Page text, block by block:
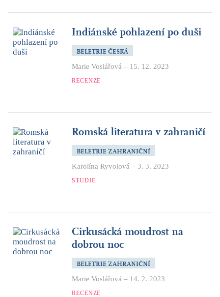
Indiánské pohlazení po duši
BELETRIE ČESKÁ
Marie Voslářová – 15. 12. 2023
RECENZE
Romská literatura v zahraničí
BELETRIE ZAHRANIČNÍ
Karolína Ryvolová – 3. 3. 2023
STUDIE
Cirkusácká moudrost na
dobrou noc
BELETRIE ZAHRANIČNÍ
Marie Voslářová – 14. 2. 2023
RECENZE